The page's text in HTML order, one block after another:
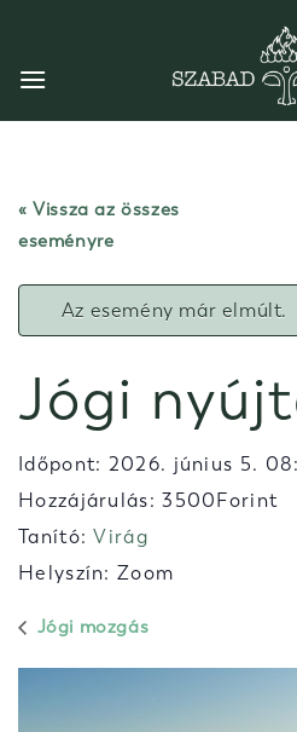
content
« Vissza az összes
eseményre
Az esemény már elmúlt.
Jógi
Időpont: 2026. június 5.
Hozzájárulás: 3500Forint
Tanító:Virág
Helyszín: Zoom
Jógi mozgás